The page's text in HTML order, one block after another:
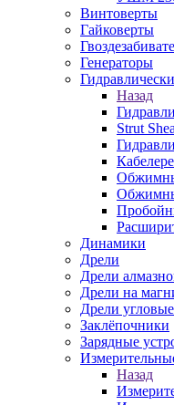
Винтоверты
Гайковерты
Генераторы
Назад
Strut
Динамики
Дрели
Дрели
Дрели на
Дрели угловые
Заклёпочники
Зарядные
Назад